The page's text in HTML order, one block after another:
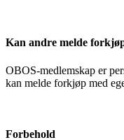
Kan andre melde
OBOS-medlemskap er
kan melde forkjøp med
Forbehold